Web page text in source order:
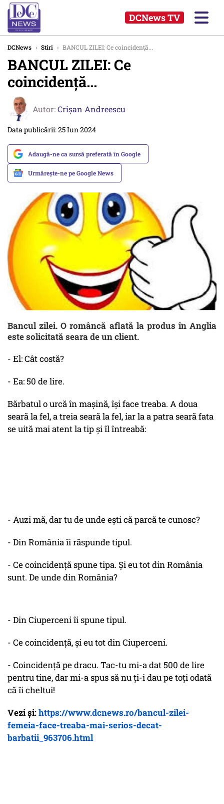
DCNews TV
DCNews › Stiri › BANCUL ZILEI: Ce coincidență...
BANCUL ZILEI: Ce
coincidență...
Autor:Crişan Andreescu
Data publicării: 25 Iun 2024
Adaugă-ne ca sursă preferată în Google
Urmărește-ne pe Google News
Bancul zilei. O româncă aflată la produs în Anglia
este solicitată seara de un client.
- El: Cât costă?
- Ea: 50 de lire.
Bărbatul o urcă în mașină, își face treaba. A doua
seară la fel, a treia seară la fel, iar la a patra seară fata
se uită mai atent la tip și îl întreabă:
- Auzi mă, dar tu de unde ești că parcă te cunosc?
- Din România îi răspunde tipul.
- Ce coincidență spune tipa. Și eu tot din România
sunt. De unde din România?
- Din Ciuperceni îi spune tipul.
- Ce coincidență, și eu tot din Ciuperceni.
- Coincidență pe dracu. Tac-tu mi-a dat 500 de lire
pentru tine, dar mi-a spus să nu ți-i dau pe toți odată
că îi cheltui!
Vezi și:https://www.dcnews.ro/bancul-zilei-
femeia-face-treaba-mai-serios-decat-
barbatii_963706.html